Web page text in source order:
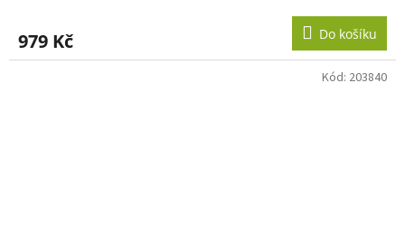
979 Kč Do košíku
Kód: 203840